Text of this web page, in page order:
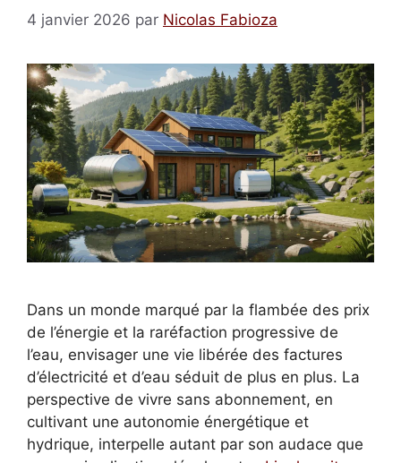
4 janvier 2026 par Nicolas Fabioza
Dans un monde marqué par la flambée des prix
de l’énergie et la raréfaction progressive de
l’eau, envisager une vie libérée des factures
d’électricité et d’eau séduit de plus en plus. La
perspective de vivre sans abonnement, en
cultivant une autonomie énergétique et
hydrique, interpelle autant par son audace que